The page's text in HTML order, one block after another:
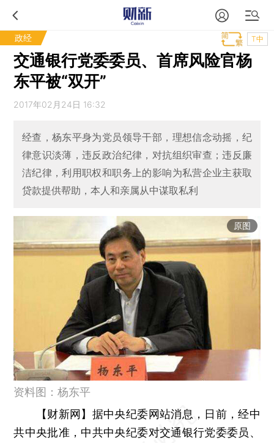
政经 T中
交通银行党委委员、首席风险官杨
东平被“双开”
2017年02月24日 16:32
经查，杨东平身为党员领导干部，理想信念动摇，纪
律意识淡薄，违反政治纪律，对抗组织审查；违反廉
洁纪律，利用职权和职务上的影响为私营企业主获取
贷款提供帮助，本人和亲属从中谋取私利
原图
资料图：杨东平
【财新网】 据中央纪委网站消息，日前，经中
共中央批准，中共中央纪委对交通银行党委委员、